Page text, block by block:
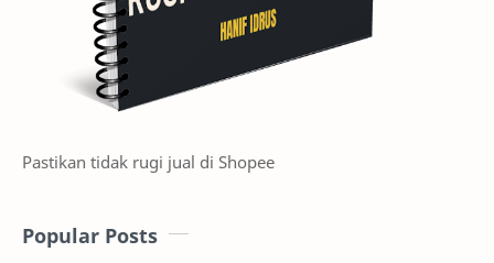
Pastikan tidak rugi jual di Shopee
Popular Posts